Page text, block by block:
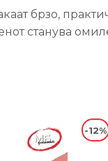
брзо,
станува
-12%